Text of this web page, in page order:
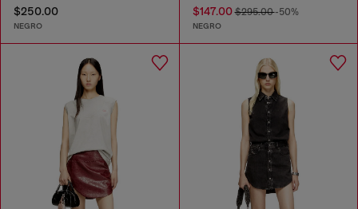
$250.00
NEGRO
$147.00$295.00-50%
NEGRO